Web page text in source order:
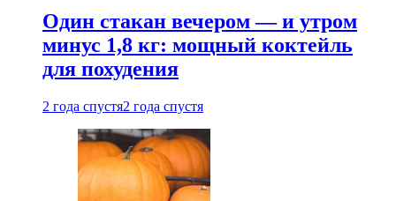
Один стакан вечером — и утром
минус 1,8 кг: мощный коктейль
для похудения
2 года спустя2 года спустя